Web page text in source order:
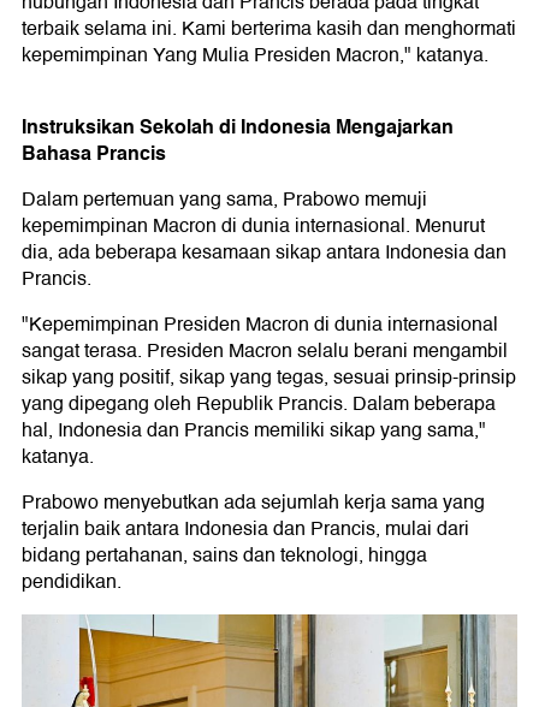
terbaik selama ini. Kami berterima kasih dan menghormati
kepemimpinan Yang Mulia Presiden Macron," katanya.
Instruksikan Sekolah di Indonesia Mengajarkan
Bahasa Prancis
Dalam pertemuan yang sama, Prabowo memuji
kepemimpinan Macron di dunia internasional. Menurut
dia, ada beberapa kesamaan sikap antara Indonesia dan
Prancis.
"Kepemimpinan Presiden Macron di dunia internasional
sangat terasa. Presiden Macron selalu berani mengambil
sikap yang positif, sikap yang tegas, sesuai prinsip-prinsip
yang dipegang oleh Republik Prancis. Dalam beberapa
hal, Indonesia dan Prancis memiliki sikap yang sama,"
katanya.
Prabowo menyebutkan ada sejumlah kerja sama yang
terjalin baik antara Indonesia dan Prancis, mulai dari
bidang pertahanan, sains dan teknologi, hingga
pendidikan.